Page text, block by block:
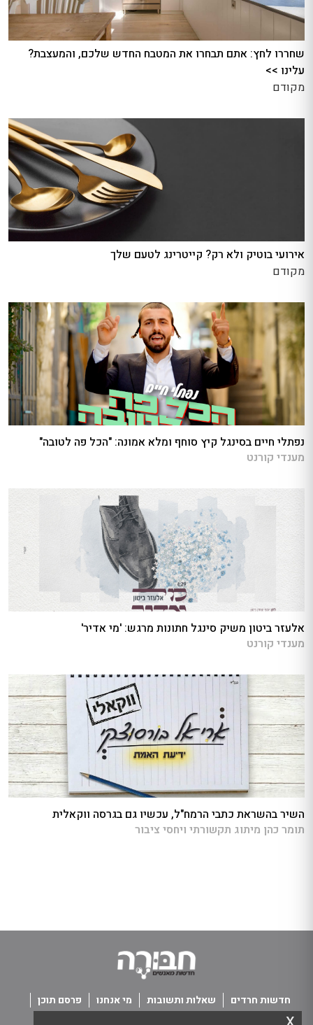
שחררו לחץ: אתם תבחרו את המטבח החדש שלכם, והמעצבת?
עלינו >>
מקודם
אירועי בוטיק ולא רק? קייטרינג לטעם שלך
מקודם
נפתלי חיים בסינגל קיץ סוחף ומלא אמונה: "הכל פה לטובה"
מענדי קורנט
אלעזר ביטון משיק סינגל חתונות מרגש: 'מי אדיר'
מענדי קורנט
השיר בהשראת כתבי הרמח"ל, עכשיו גם בגרסה ווקאלית
תומר כהן מיתוג תקשורתי ויחסי ציבור
חדשות חרדים שאלות ותשובות מי אנחנו
פרסם תוכן